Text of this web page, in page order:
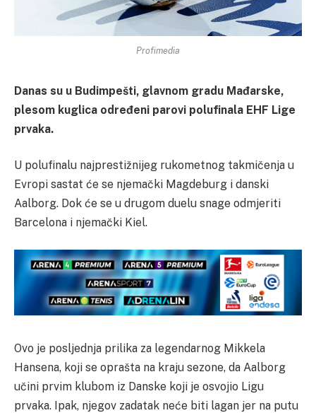
Profimedia
Danas su u Budimpešti, glavnom gradu Mađarske,
plesom kuglica određeni parovi polufinala EHF Lige
prvaka.
U polufinalu najprestižnijeg rukometnog takmičenja u
Evropi sastat će se njemački Magdeburg i danski
Aalborg. Dok će se u drugom duelu snage odmjeriti
Barcelona i njemački Kiel.
Ovo je posljednja prilika za legendarnog Mikkela
Hansena, koji se oprašta na kraju sezone, da Aalborg
učini prvim klubom iz Danske koji je osvojio Ligu
prvaka. Ipak, njegov zadatak neće biti lagan jer na putu